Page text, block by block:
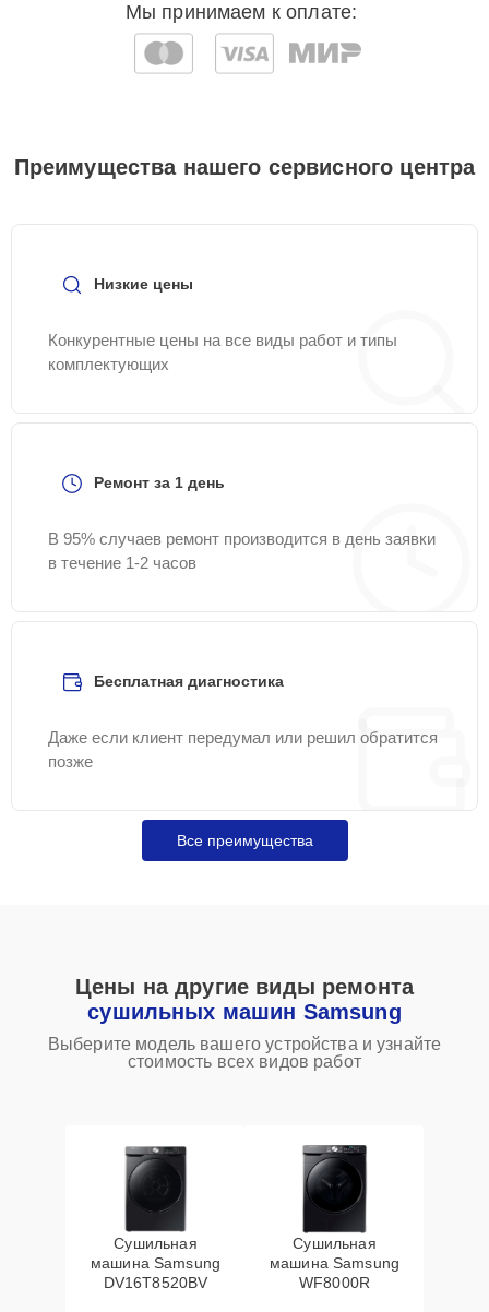
Мы принимаем к оплате:
Преимущества нашего сервисного центра
Низкие цены
Конкурентные цены на все виды работ и типы
комплектующих
Ремонт за 1 день
В 95% случаев ремонт производится в день заявки
в течение 1-2 часов
Бесплатная диагностика
Даже если клиент передумал или решил обратится
позже
Все преимущества
Цены на другие виды ремонта
сушильных машин Samsung
Выберите модель вашего устройства и узнайте
стоимость всех видов работ
Сушильная
машина Samsung
DV16T8520BV
Сушильная
машина Samsung
WF8000R